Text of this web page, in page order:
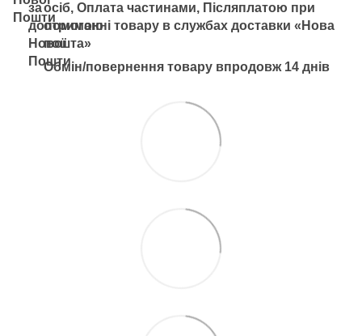
осіб, Оплата частинами, Післяплатою при
отриманні товару в службах доставки «Нова
пошта»
Обмін/повернення товару впродовж 14 днів